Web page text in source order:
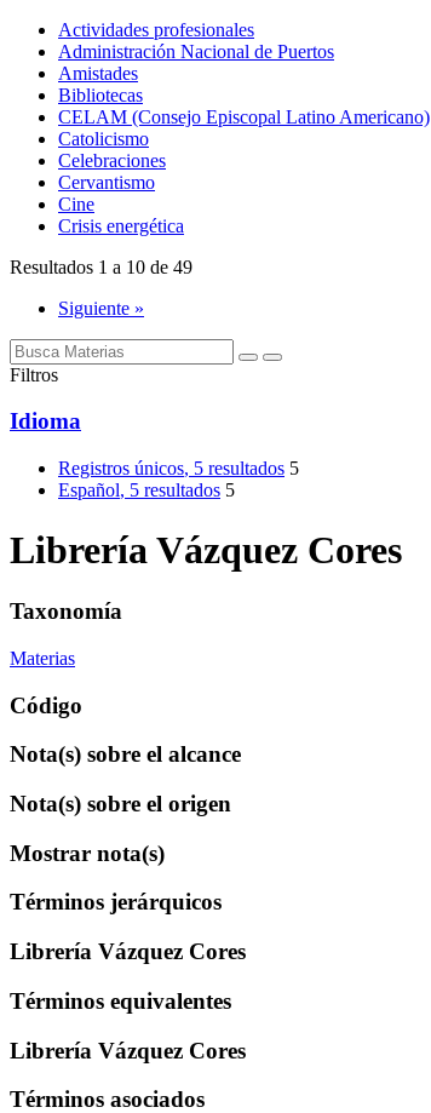
Actividades profesionales
Administración Nacional de Puertos
Amistades
Bibliotecas
CELAM (Consejo Episcopal Latino Americano)
Catolicismo
Celebraciones
Cervantismo
Cine
Crisis energética
Resultados 1 a 10 de 49
Siguiente »
Filtros
Idioma
Registros únicos, 5 resultados 5
Español, 5 resultados 5
Librería Vázquez Cores
Taxonomía
Materias
Código
Nota(s) sobre el alcance
Nota(s) sobre el origen
Mostrar nota(s)
Términos jerárquicos
Librería Vázquez Cores
Términos equivalentes
Librería Vázquez Cores
Términos asociados